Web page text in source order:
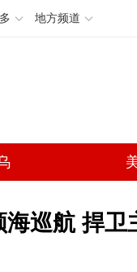
地方频道
巡航 捍卫